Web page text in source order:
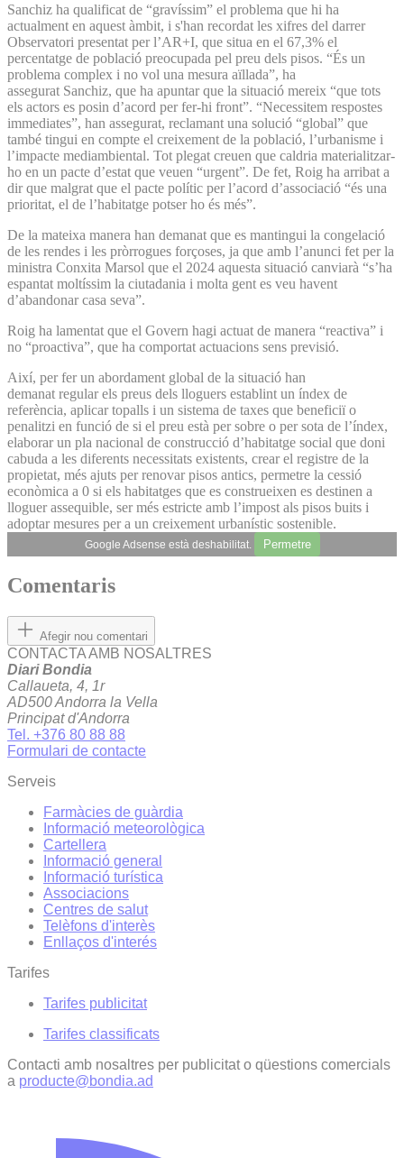
Sanchiz ha qualificat de “gravíssim” el problema que hi ha
actualment en aquest àmbit, i s'han recordat les xifres del darrer
Observatori presentat per l’AR+I, que situa en el 67,3% el
percentatge de població preocupada pel preu dels pisos. “És un
problema complex i no vol una mesura aïllada”, ha
assegurat Sanchiz, que ha apuntar que la situació mereix “que tots
els actors es posin d’acord per fer-hi front”. “Necessitem respostes
immediates”, han assegurat, reclamant una solució “global” que
també tingui en compte el creixement de la població, l’urbanisme i
l’impacte mediambiental. Tot plegat creuen que caldria materialitzar-
ho en un pacte d’estat que veuen “urgent”. De fet, Roig ha arribat a
dir que malgrat que el pacte polític per l’acord d’associació “és una
prioritat, el de l’habitatge potser ho és més”.
De la mateixa manera han demanat que es mantingui la congelació
de les rendes i les pròrrogues forçoses, ja que amb l’anunci fet per la
ministra Conxita Marsol que el 2024 aquesta situació canviarà “s’ha
espantat moltíssim la ciutadania i molta gent es veu havent
d’abandonar casa seva”.
Roig ha lamentat que el Govern hagi actuat de manera “reactiva” i
no “proactiva”, que ha comportat actuacions sens previsió.
Així, per fer un abordament global de la situació han
demanat regular els preus dels lloguers establint un índex de
referència, aplicar topalls i un sistema de taxes que beneficiï o
penalitzi en funció de si el preu està per sobre o per sota de l’índex,
elaborar un pla nacional de construcció d’habitatge social que doni
cabuda a les diferents necessitats existents, crear el registre de la
propietat, més ajuts per renovar pisos antics, permetre la cessió
econòmica a 0 si els habitatges que es construeixen es destinen a
lloguer assequible, ser més estricte amb l’impost als pisos buits i
adoptar mesures per a un creixement urbanístic sostenible.
Google Adsense està deshabilitat. Permetre
Comentaris
Afegir nou comentari
CONTACTA AMB NOSALTRES
Diari Bondia
Callaueta, 4, 1r
AD500 Andorra la Vella
Principat d'Andorra
Tel. +376 80 88 88
Formulari de contacte
Serveis
Farmàcies de guàrdia
Informació meteorològica
Cartellera
Informació general
Informació turística
Associacions
Centres de salut
Telèfons d'interès
Enllaços d'interés
Tarifes
Tarifes publicitat
Tarifes classificats
Contacti amb nosaltres per publicitat o qüestions comercials
a producte@bondia.ad